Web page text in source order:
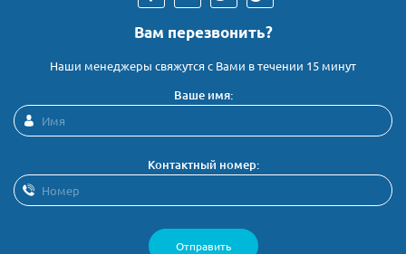
Вам перезвонить?
Наши менеджеры свяжутся с Вами в течении 15 минут
Ваше имя:
Контактный номер:
Отправить